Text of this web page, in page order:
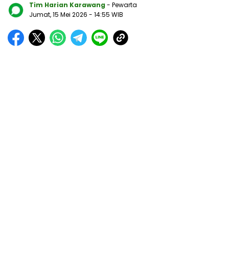
Tim Harian Karawang - Pewarta
Jumat, 15 Mei 2026 - 14:55 WIB